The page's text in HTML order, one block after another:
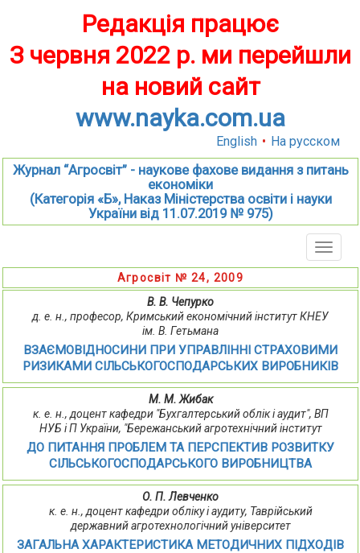
Редакція працює
З червня 2022 р. ми перейшли
на новий сайт
www.nayka.com.ua
English • На русском
Журнал “Агросвіт” - наукове фахове видання з питань
економіки
(Категорія «Б», Наказ Міністерства освіти і науки
України від 11.07.2019 № 975)
Toggle
Агросвіт № 24, 2009
В. В. Чепурко
д. е. н., професор, Кримський економічний інститут КНЕУ
ім. В. Гетьмана
ВЗАЄМОВІДНОСИНИ ПРИ УПРАВЛІННІ СТРАХОВИМИ
РИЗИКАМИ СІЛЬСЬКОГОСПОДАРСЬКИХ ВИРОБНИКІВ
М. М. Жибак
к. е. н., доцент кафедри "Бухгалтерський облік і аудит", ВП
НУБ і П України, "Бережанський агротехнічний інститут
ДО ПИТАННЯ ПРОБЛЕМ ТА ПЕРСПЕКТИВ РОЗВИТКУ
СІЛЬСЬКОГОСПОДАРСЬКОГО ВИРОБНИЦТВА
О. П. Левченко
к. е. н., доцент кафедри обліку і аудиту, Таврійський
державний агротехнологічний університет
ЗАГАЛЬНА ХАРАКТЕРИСТИКА МЕТОДИЧНИХ ПІДХОДІВ